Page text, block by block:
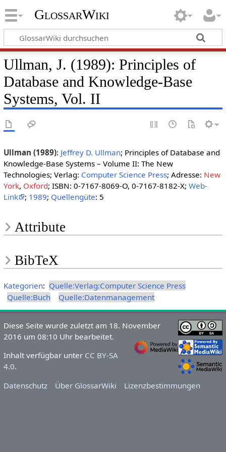
GlossarWiki
Ullman, J. (1989): Principles of
Database and Knowledge-Base
Systems, Vol. II
Ullman (1989): Jeffrey D. Ullman; Principles of Database and
Knowledge-Base Systems – Volume II: The New
Technologies; Verlag: Computer Science Press; Adresse: New
York, Oxford; ISBN: 0-7167-8069-O, 0-7167-8182-X; Web-
Link
; 1989; Quellengüte: 5
Attribute
BibTeX
Kategorien: Quelle:Verlag:Computer Science Press
Quelle:Buch
Quelle:Datenmanagement
Diese Seite wurde zuletzt am 18. November
2016 um 08:10 Uhr bearbeitet.
Inhalt verfügbar unter CC BY-SA
4.0.
Datenschutz
Über GlossarWiki Lizenzbestimmungen